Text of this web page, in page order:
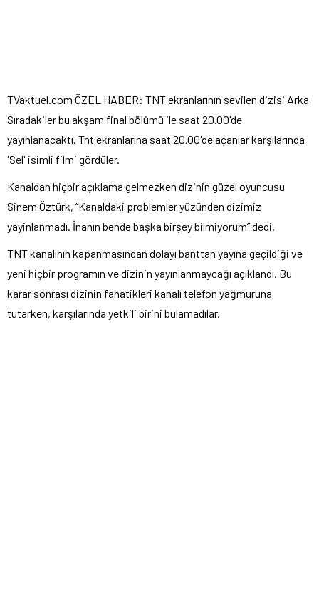
TVaktuel.com ÖZEL HABER: TNT ekranlarının sevilen dizisi Arka
Sıradakiler bu akşam final bölümü ile saat 20.00'de
yayınlanacaktı. Tnt ekranlarına saat 20.00'de açanlar karşılarında
'Sel' isimli filmi gördüler.
Kanaldan hiçbir açıklama gelmezken dizinin güzel oyuncusu
Sinem Öztürk, “Kanaldaki problemler yüzünden dizimiz
yayinlanmadı. İnanın bende başka birşey bilmiyorum” dedi.
TNT kanalının kapanmasından dolayı banttan yayına geçildiği ve
yeni hiçbir programın ve dizinin yayınlanmaycağı açıklandı. Bu
karar sonrası dizinin fanatikleri kanalı telefon yağmuruna
tutarken, karşılarında yetkili birini bulamadılar.